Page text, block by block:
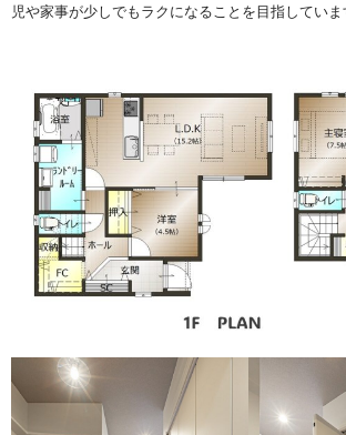
児や家事が少しでもラクになることを目指していま